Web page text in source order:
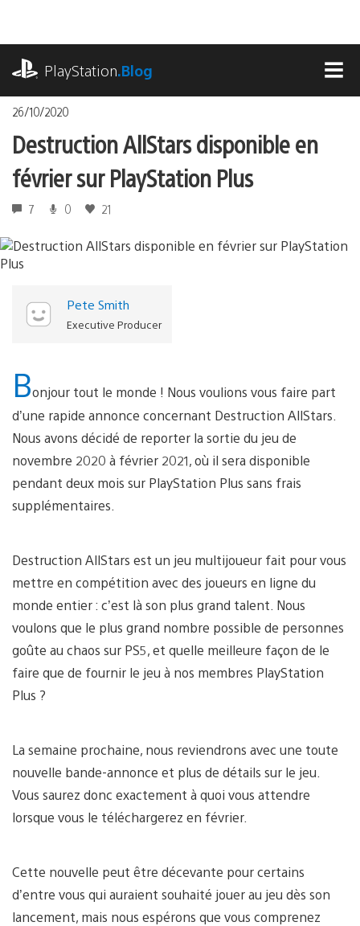
contenu
PlayStation.Blog
26/10/2020
Destruction AllStars disponible en
février sur PlayStation Plus
7 0 21
Pete Smith
Executive Producer
Bonjour tout le monde ! Nous voulions vous faire part
d’une rapide annonce concernant Destruction AllStars.
Nous avons décidé de reporter la sortie du jeu de
novembre 2020 à février 2021, où il sera disponible
pendant deux mois sur PlayStation Plus sans frais
supplémentaires.
Destruction AllStars est un jeu multijoueur fait pour vous
mettre en compétition avec des joueurs en ligne du
monde entier : c’est là son plus grand talent. Nous
voulons que le plus grand nombre possible de personnes
goûte au chaos sur PS5, et quelle meilleure façon de le
faire que de fournir le jeu à nos membres PlayStation
Plus ?
La semaine prochaine, nous reviendrons avec une toute
nouvelle bande-annonce et plus de détails sur le jeu.
Vous saurez donc exactement à quoi vous attendre
lorsque vous le téléchargerez en février.
Cette nouvelle peut être décevante pour certains
d’entre vous qui auraient souhaité jouer au jeu dès son
lancement, mais nous espérons que vous comprenez